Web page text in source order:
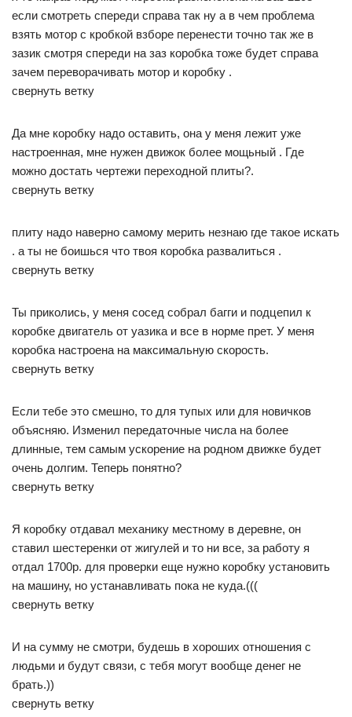
если смотреть спереди справа так ну а в чем проблема
взять мотор с кробкой взборе перенести точно так же в
зазик смотря спереди на заз коробка тоже будет справа
зачем переворачивать мотор и коробку .
свернуть ветку
Да мне коробку надо оставить, она у меня лежит уже
настроенная, мне нужен движок более мощьный . Где
можно достать чертежи переходной плиты?.
свернуть ветку
плиту надо наверно самому мерить незнаю где такое искать
. а ты не боишься что твоя коробка развалиться .
свернуть ветку
Ты приколись, у меня сосед собрал багги и подцепил к
коробке двигатель от уазика и все в норме прет. У меня
коробка настроена на максимальную скорость.
свернуть ветку
Если тебе это смешно, то для тупых или для новичков
объясняю. Изменил передаточные числа на более
длинные, тем самым ускорение на родном движке будет
очень долгим. Теперь понятно?
свернуть ветку
Я коробку отдавал механику местному в деревне, он
ставил шестеренки от жигулей и то ни все, за работу я
отдал 1700р. для проверки еще нужно коробку установить
на машину, но устанавливать пока не куда.(((
свернуть ветку
И на сумму не смотри, будешь в хороших отношения с
людьми и будут связи, с тебя могут вообще денег не
брать.))
свернуть ветку